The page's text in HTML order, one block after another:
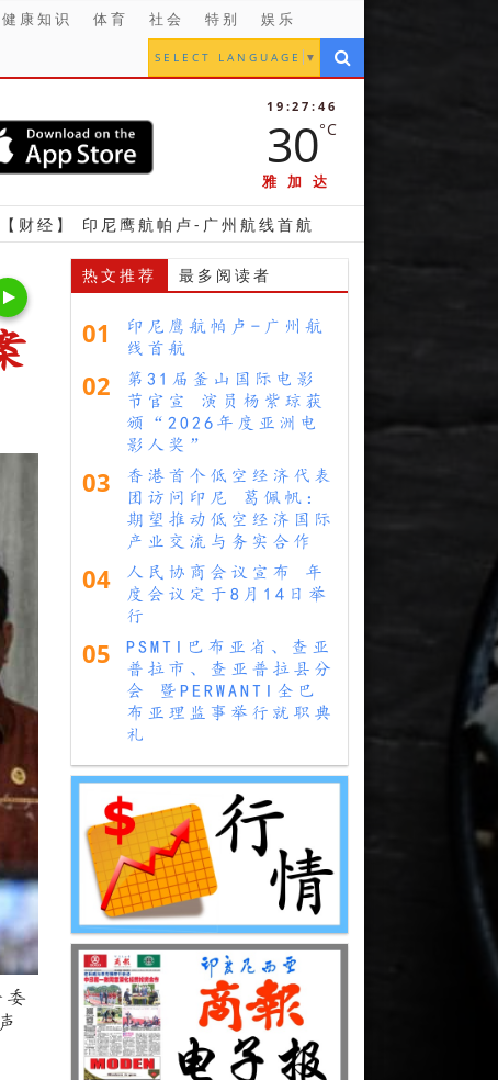
健康知识 体育 社会 特别
娱乐
SELECT LANGUAGE ▼
19:27:47
30°C
雅加达
鹰航帕卢-广州航线首航 【金融】 立法议员支持雅
热文推荐 最多阅读者
01
印尼鹰航帕卢-广州航
线首航
02
第31届釜山国际电影
节官宣 演员杨紫琼获
颁“2026年度亚洲电
影人奖”
03
香港首个低空经济代表
团访问印尼 葛佩帆：
期望推动低空经济国际
产业交流与务实合作
04
人民协商会议宣布 年
度会议定于8月14日举
行
05
PSMTI巴布亚省、查亚
普拉市、查亚普拉县分
会 暨PERWANTI全巴
布亚理监事举行就职典
礼